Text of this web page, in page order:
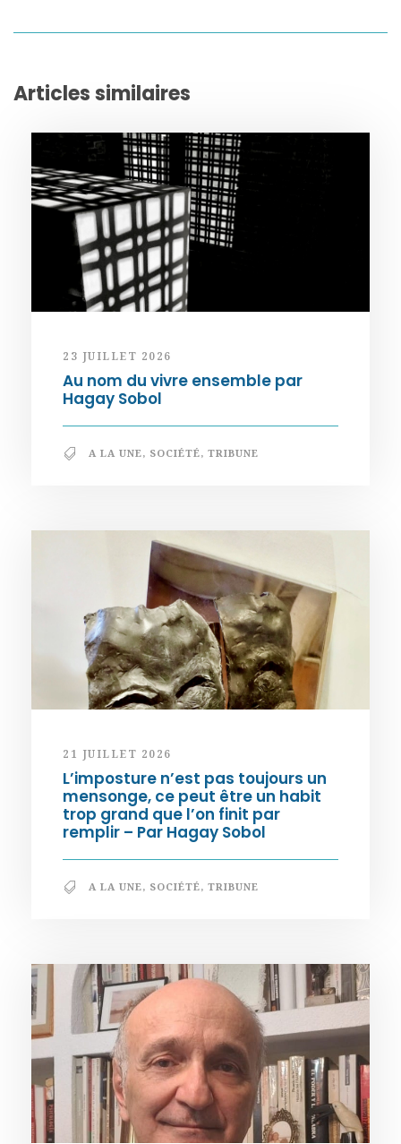
Articles similaires
23 JUILLET 2026
Au nom du vivre ensemble par
Hagay Sobol
A LA UNE, SOCIÉTÉ, TRIBUNE
21 JUILLET 2026
L’imposture n’est pas toujours un
mensonge, ce peut être un habit
trop grand que l’on finit par
remplir – Par Hagay Sobol
A LA UNE, SOCIÉTÉ, TRIBUNE